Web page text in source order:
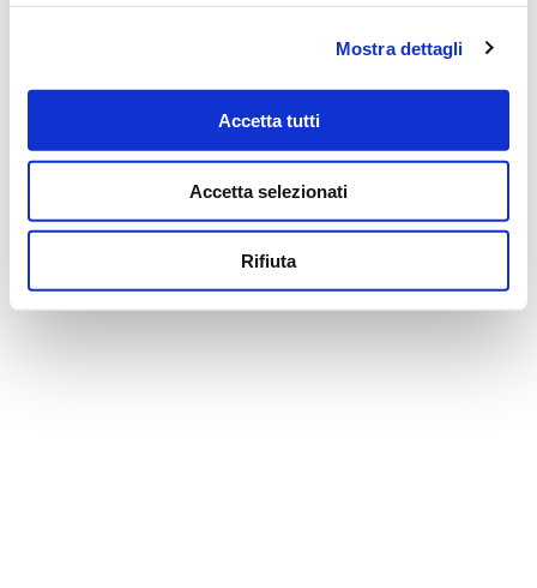
Mostra dettagli
Accetta tutti
Accetta selezionati
Rifiuta
SCRIVI ORA
Il tuo indirizzo email non sarà pubblicato.
NOME